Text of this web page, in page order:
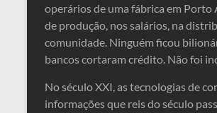
operários de uma fábrica em
de produção, nos salários, na
comunidade. Ninguém ficou
bancos cortaram crédito. Não foi
No século XXI, as tecnologias de
informações que reis do século